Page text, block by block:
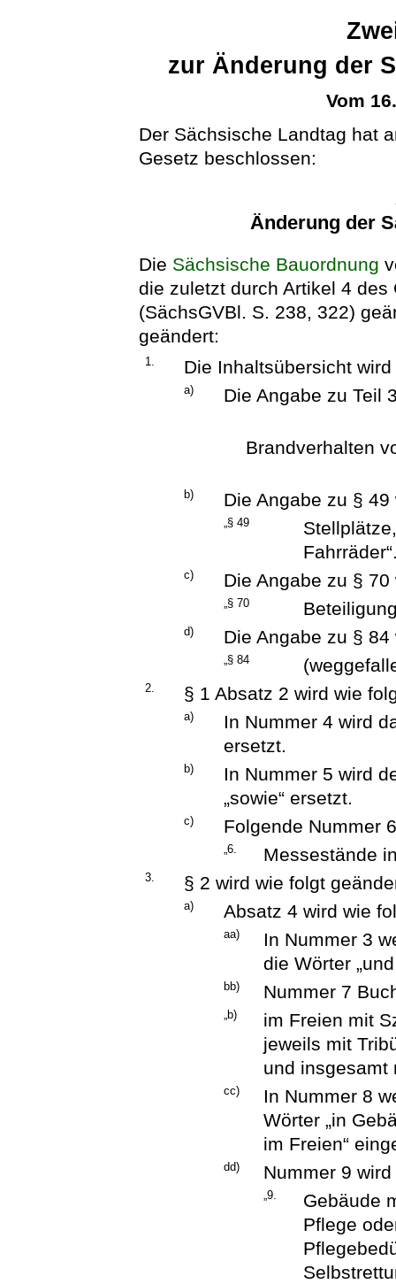
zur Änderung der
Vom
Der Sächsische Landtag hat
Gesetz beschlossen:
Änderung der
Die Sächsische Bauordnung
die zuletzt durch Artikel 4
(SächsGVBl. S. 238, 322)
geändert:
1. Die Inhaltsübersicht
a) Die Angabe zu Teil
Brandverhalten
b) Die Angabe zu §
„§ 49
c) Die Angabe zu §
„§ 70
d) Die Angabe zu §
„§ 84
2. § 1 Absatz 2 wird wie
a)
In Nummer 4 wird
ersetzt.
b)
In Nummer 5 wird
„sowie“ ersetzt.
c) Folgende Nummer
„6. Messestände
3. § 2 wird wie folgt
a) Absatz 4 wird wie
aa)
In Nummer 3
die Wörter
bb) Nummer 7
„b)
im Freien mit
jeweils mit
und insgesamt
cc)
In Nummer 8
Wörter „in
im Freien“
dd) Nummer 9
„9.
Gebäude
Pflege